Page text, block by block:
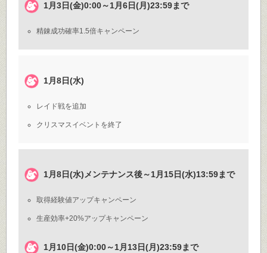
1月3日(金)0:00～1月6日(月)23:59まで
精錬成功確率1.5倍キャンペーン
1月8日(水)
レイド戦を追加
クリスマスイベントを終了
1月8日(水)メンテナンス後～1月15日(水)13:59まで
取得経験値アップキャンペーン
生産効率+20%アップキャンペーン
1月10日(金)0:00～1月13日(月)23:59まで